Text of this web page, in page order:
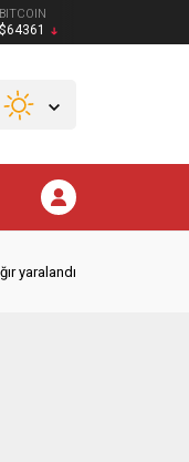
BITCOIN
$64361
yaralandı